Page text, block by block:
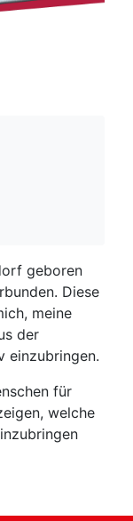
geboren
Diese
meine
der
einzubringen.
für
welche